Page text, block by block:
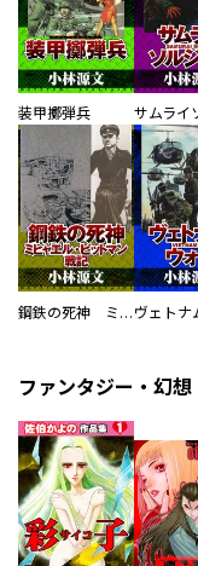
装甲擲弾兵
鋼鉄の死神 ミヒャエル・ビットマン戦記
ファンタジー・幻想